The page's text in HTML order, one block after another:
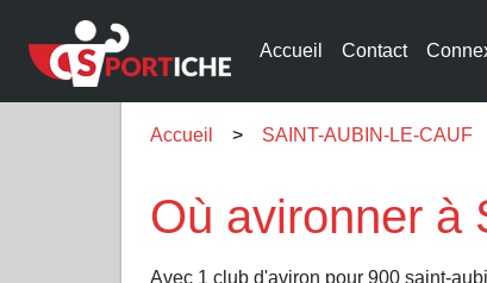
Accueil Contact
Accueil SAINT-AUBIN-LE-CAUF
Où avironner à
Avec 1 club d'aviron pour 900 saint-